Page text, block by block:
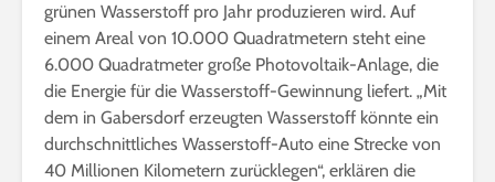
grünen Wasserstoff pro Jahr produzieren wird. Auf
einem Areal von 10.000 Quadratmetern steht eine
6.000 Quadratmeter große Photovoltaik-Anlage, die
die Energie für die Wasserstoff-Gewinnung liefert. „Mit
dem in Gabersdorf erzeugten Wasserstoff könnte ein
durchschnittliches Wasserstoff-Auto eine Strecke von
40 Millionen Kilometern zurücklegen“, erklären die